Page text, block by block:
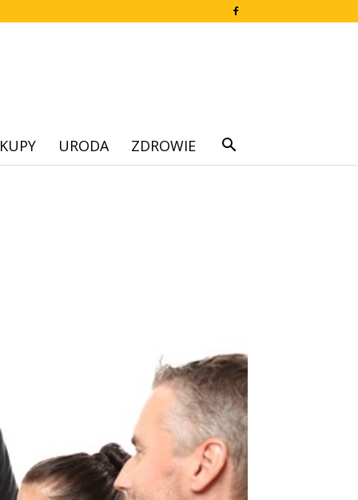
URODA ZDROWIE